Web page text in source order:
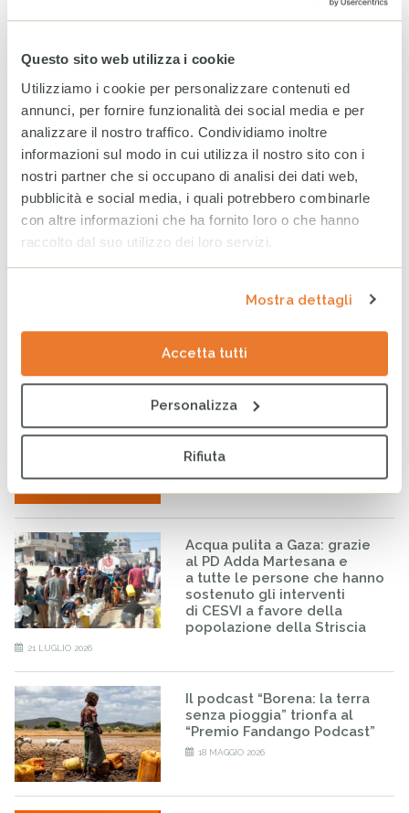
Questo sito web utilizza i cookie
Utilizziamo i cookie per personalizzare contenuti ed
annunci, per fornire funzionalità dei social media e per
analizzare il nostro traffico. Condividiamo inoltre
informazioni sul modo in cui utilizza il nostro sito con i
nostri partner che si occupano di analisi dei dati web,
pubblicità e social media, i quali potrebbero combinarle
con altre informazioni che ha fornito loro o che hanno
raccolto dal suo utilizzo dei loro servizi.
Mostra dettagli
Accetta tutti
Personalizza
Rifiuta
Tag
ARTICOLI CORRELATI
WhatsApp CESVI: le notizie
dal campo direttamente sul
tuo telefono
5 AGOSTO 2026
Sudan, la guerra continua a
compromettere il futuro di
milioni di persone
31 LUGLIO 2026
per l’evoluzione digitale del
Terzo Settore
Acqua pulita a Gaza: grazie
al PD Adda Martesana e
a tutte le persone che hanno
sostenuto gli interventi
di CESVI a favore della
popolazione della Striscia
21 LUGLIO 2026
Il podcast “Borena: la terra
senza pioggia” trionfa al
“Premio Fandango Podcast”
18 MAGGIO 2026